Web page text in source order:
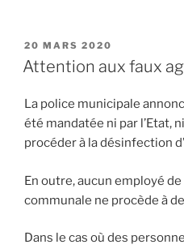
PUBLIÉ
LE
20 MARS 2020
Attention aux faux
La police municipale
été mandatée ni par l’Etat,
procéder à la désinfection
En outre, aucun employé
communale ne procède à
Dans le cas où des